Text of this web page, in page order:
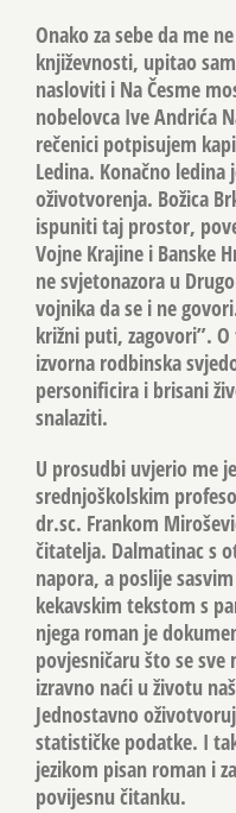
Onako za sebe da me
književnosti, upitao
nasloviti i Na Česme
nobelovca Ive Andrića
rečenici potpisujem
Ledina. Konačno
oživotvorenja. Božica
ispuniti taj prostor,
Vojne Krajine i Banske
ne svjetonazora u
vojnika da se i ne
križni puti, zagovori”.
izvorna rodbinska
personificira i brisani
snalaziti.
U prosudbi uvjerio me
srednjoškolskim
dr.sc. Frankom
čitatelja. Dalmatinac s
napora, a poslije
kekavskim tekstom s
njega roman je
povjesničaru što se
izravno naći u životu
Jednostavno
statističke podatke. I
jezikom pisan roman i
povijesnu čitanku.